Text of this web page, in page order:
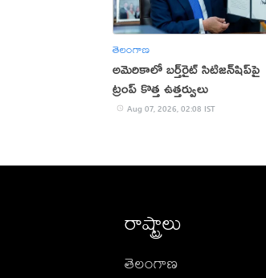
తెలంగాణ
అమెరికాలో బర్త్‌రైట్ సిటిజన్‌షిప్‌పై
ట్రంప్ కొత్త ఉత్తర్వులు
Aug 07, 2026, 02:08 IST
రాష్ట్రాలు
తెలంగాణ